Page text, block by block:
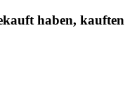
haben, kauften